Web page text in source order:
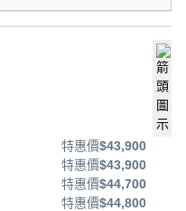
特惠價$43,900
特惠價$43,900
特惠價$44,700
特惠價$44,800